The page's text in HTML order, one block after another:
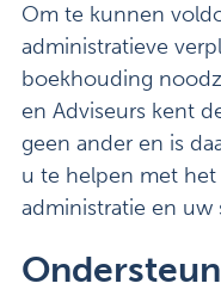
Om te kunnen
administratieve
boekhouding
en Adviseurs kent
geen ander en is
u te helpen met
administratie en uw